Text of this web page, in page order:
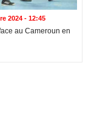
2024 - 12:45
au Cameroun en